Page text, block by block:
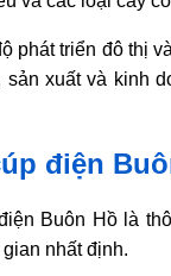
phát triển đô thị
sản xuất và kinh
điện
Buôn Hồ là
nhất định.